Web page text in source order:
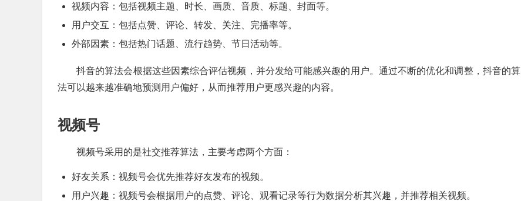
视频内容：包括视频主题、时长、画质、音质、标题、封面等。
用户交互：包括点赞、评论、转发、关注、完播率等。
外部因素：包括热门话题、流行趋势、节日活动等。
抖音的算法会根据这些因素综合评估视频，并分发给可能感兴趣的用户。通过不断的优化和调整，抖音的算
法可以越来越准确地预测用户偏好，从而推荐用户更感兴趣的内容。
视频号
视频号采用的是社交推荐算法，主要考虑两个方面：
好友关系：视频号会优先推荐好友发布的视频。
用户兴趣：视频号会根据用户的点赞、评论、观看记录等行为数据分析其兴趣，并推荐相关视频。